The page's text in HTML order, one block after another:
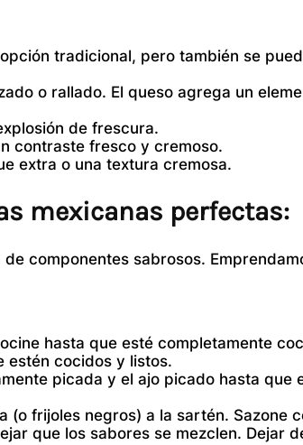
tradicional, pero también se
o rallado. El queso agrega un
de frescura.
contraste fresco y cremoso.
extra o una textura cremosa.
mexicanas perfectas:
componentes sabrosos.
hasta que esté completamente
estén cocidos y listos.
picada y el ajo picado hasta que
(o frijoles negros) a la sartén. Sazone
que los sabores se mezclen. Dejar